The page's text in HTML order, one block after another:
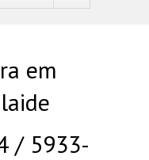
em
/ 5933-